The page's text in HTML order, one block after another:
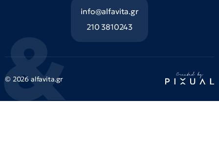
info@alfavita.gr
210 3810243
© 2026 alfavita.gr